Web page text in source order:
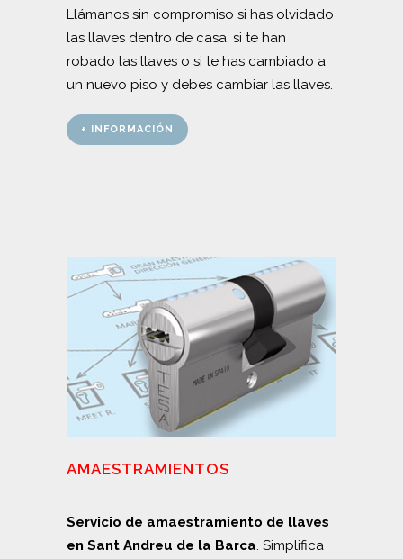
Llámanos sin compromiso si has olvidado
las llaves dentro de casa, si te han
robado las llaves o si te has cambiado a
un nuevo piso y debes cambiar las llaves.
+ INFORMACIÓN
AMAESTRAMIENTOS
Servicio de amaestramiento de llaves
en Sant Andreu de la Barca. Simplifica